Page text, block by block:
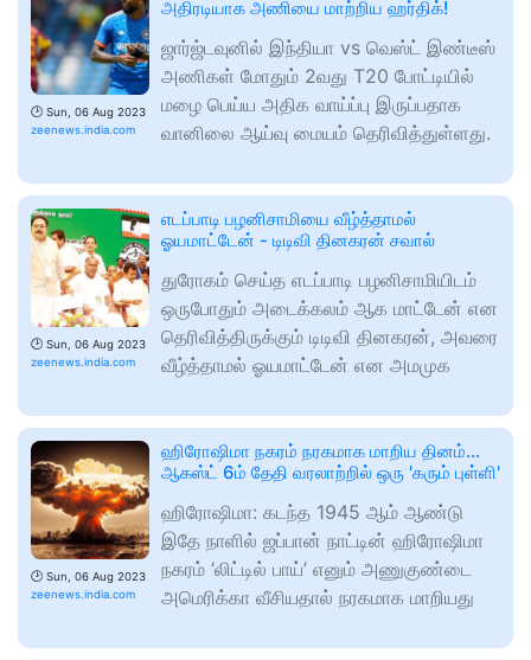
🕑 Sun, 06 Aug 2023
zeenews.india.com
அதிரடியாக அணியை மாற்றிய ஹர்திக்!
ஜார்ஜ்டவுனில் இந்தியா vs வெஸ்ட் இண்டீஸ்
அணிகள் மோதும் 2வது T20 போட்டியில்
மழை பெய்ய அதிக வாய்ப்பு இருப்பதாக
வானிலை ஆய்வு மையம் தெரிவித்துள்ளது.
🕑 Sun, 06 Aug 2023
zeenews.india.com
எடப்பாடி பழனிசாமியை வீழ்த்தாமல்
ஓயமாட்டேன் - டிடிவி தினகரன் சவால்
துரோகம் செய்த எடப்பாடி பழனிசாமியிடம்
ஒருபோதும் அடைக்கலம் ஆக மாட்டேன் என
தெரிவித்திருக்கும் டிடிவி தினகரன், அவரை
வீழ்த்தாமல் ஓயமாட்டேன் என அமமுக
🕑 Sun, 06 Aug 2023
zeenews.india.com
ஹிரோஷிமா நகரம் நரகமாக மாறிய தினம்...
ஆகஸ்ட் 6ம் தேதி வரலாற்றில் ஒரு 'கரும் புள்ளி'
ஹிரோஷிமா: கடந்த 1945 ஆம் ஆண்டு
இதே நாளில் ஜப்பான் நாட்டின் ஹிரோஷிமா
நகரம் ‘லிட்டில் பாய்’ எனும் அணுகுண்டை
அமெரிக்கா வீசியதால் நரகமாக மாறியது